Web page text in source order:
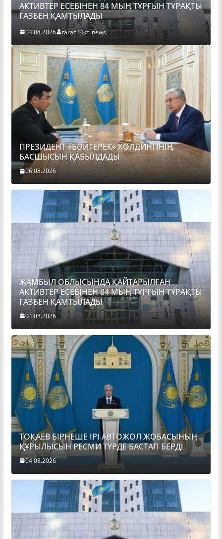
АКТИВТЕР ЕСЕБІНЕН 84 МЫҢ ТҰРҒЫН ТҰРАҚТЫ
ГАЗБЕН ҚАМТЫЛАДЫ
04.08.2026 taraz24kz_news
ПРЕЗИДЕНТ «БӘЙТЕРЕК» ХОЛДИНГІНІҢ
БАСШЫСЫН ҚАБЫЛДАДЫ
06.08.2026
ЖАМБЫЛ ОБЛЫСЫНДА ҚАЙТАРЫЛҒАН
АКТИВТЕР ЕСЕБІНЕН 84 МЫҢ ТҰРҒЫН ТҰРАҚТЫ
ГАЗБЕН ҚАМТЫЛАДЫ
04.08.2026
ТОҚАЕВ БІРНЕШЕ ІРІ АВТОЖОЛ ЖОБАСЫНЫҢ
ҚҰРЫЛЫСЫН РЕСМИ ТҮРДЕ БАСТАП БЕРДІ
04.08.2026